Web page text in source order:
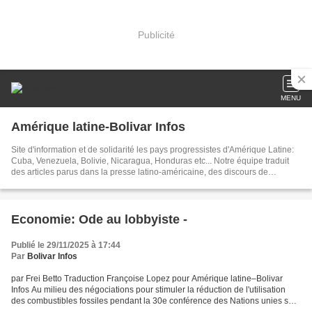
Publicité
MENU
Amérique latine-Bolivar Infos
Site d'information et de solidarité les pays progressistes d'Amérique Latine:
Cuba, Venezuela, Bolivie, Nicaragua, Honduras etc... Notre équipe traduit
des articles parus dans la presse latino-américaine, des discours de
latine. Dans nos articles publiés chaque jour, nous tâchons d'être toujours au
Economie: Ode au lobbyiste -
Publié le 29/11/2025 à 17:44
Par Bolivar Infos
par Frei Betto Traduction Françoise Lopez pour Amérique latine–Bolivar
Infos Au milieu des négociations pour stimuler la réduction de l'utilisation
des combustibles fossiles pendant la 30e conférence des Nations unies sur